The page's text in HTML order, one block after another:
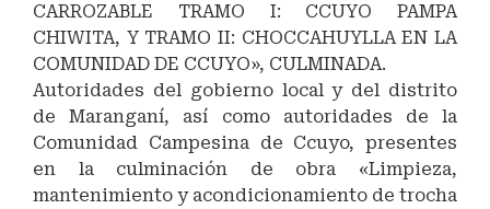
CARROZABLE TRAMO I: CCUYO PAMPA
CHIWITA, Y TRAMO II: CHOCCAHUYLLA EN LA
COMUNIDAD DE CCUYO», CULMINADA.
Autoridades del gobierno local y del distrito
de Maranganí, así como autoridades de la
Comunidad Campesina de Ccuyo, presentes
en la culminación de obra «Limpieza,
mantenimiento y acondicionamiento de trocha